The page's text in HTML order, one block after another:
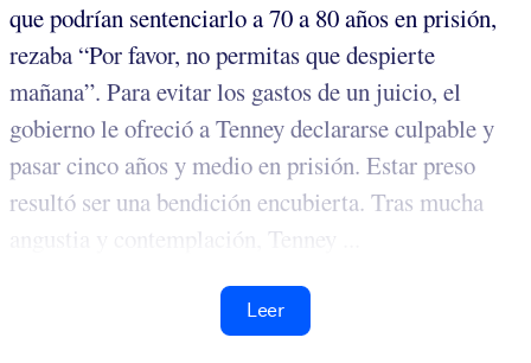
que podrían sentenciarlo a 70 a 80 años en prisión,
rezaba “Por favor, no permitas que despierte
mañana”. Para evitar los gastos de un juicio, el
gobierno le ofreció a Tenney declararse culpable y
pasar cinco años y medio en prisión. Estar preso
resultó ser una bendición encubierta. Tras mucha
angustia y contemplación, Tenney ...
Leer